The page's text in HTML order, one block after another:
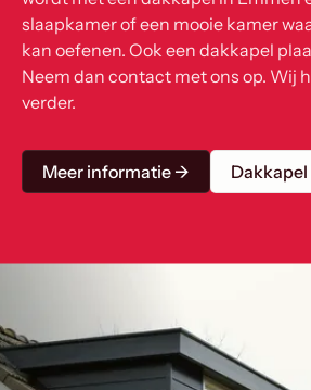
slaapkamer of een mooie kamer
kan oefenen. Ook een dakkapel
Neem dan contact met ons op. Wij
verder.
Meer informatie →